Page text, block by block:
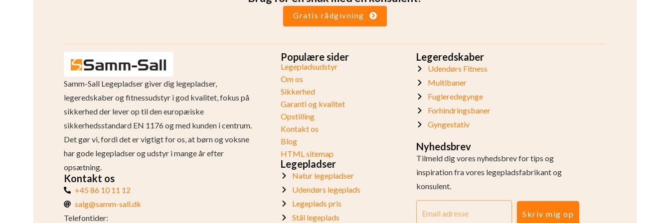
Gratis rådgivning
Samm-Sall Legepladser giver dig legepladser,
legeredskaber og fitnessudstyr i god kvalitet, fokus på
sikkerhed der lever op til den europæiske
sikkerhedsstandard EN 1176 og med kunden i centrum.
Det gør vi, fordi det er vigtigt for os, at børn og voksne
har gode legepladser og udstyr i mange år efter
opsætning.
Kontakt os
+45 86 10 11 12
salg@samm-sall.dk
Telefontider:
Populære sider
Legepladsudstyr
Om os
Sikkerhed
Garanti og kvalitet
Opstilling
Kontakt os
Blog
HTML sitemap
Legepladser
Natur legepladser
Udendørs legeplads
Legeplads pris
Stål legeplads
Legeredskaber
Udendørs Fitness
Multibaner
Fugleredegynge
Forhindringsbaner
Gyngestativ
Nyhedsbrev
Tilmeld dig vores nyhedsbrev for tips og
inspiration fra vores legepladsfabrikant og
konsulent.
Skriv mig op